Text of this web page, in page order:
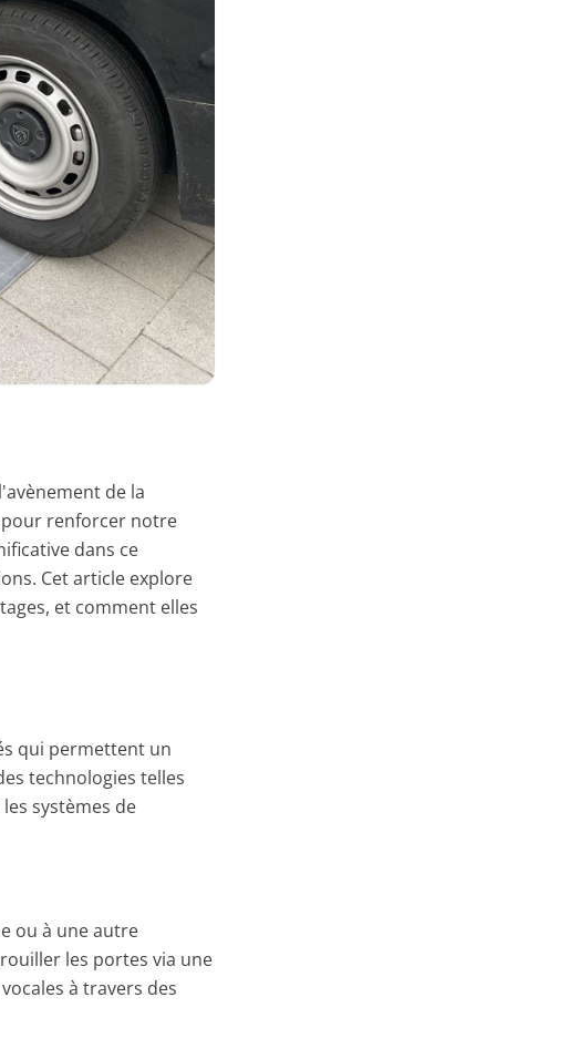
de la
renforcer notre
dans ce
Cet article explore
et comment elles
qui permettent un
technologies telles
systèmes de
ou à une autre
les portes via une
à travers des